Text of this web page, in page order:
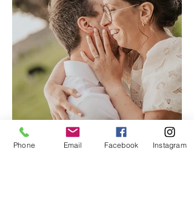
Phone Email Facebook Instagram